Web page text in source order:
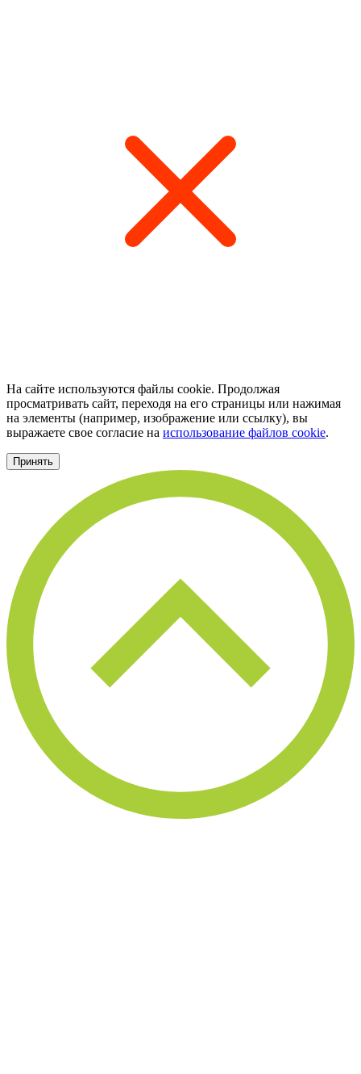
На сайте используются файлы cookie. Продолжая
просматривать сайт, переходя на его страницы или нажимая
на элементы (например, изображение или ссылку), вы
выражаете свое согласие на использование файлов cookie.
Принять